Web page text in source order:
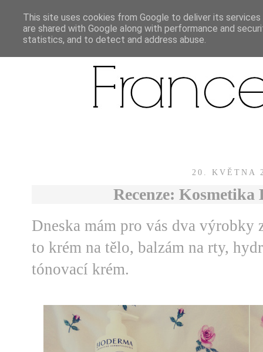
20. KVĚTNA
Recenze:
Dneska mám pro vás dva výrobky
to krém na tělo, balzám na rty,
tónovací krém.
This site uses cookies from Google to deliver its
are shared with Google along with performance and
statistics, and to detect and address abuse.